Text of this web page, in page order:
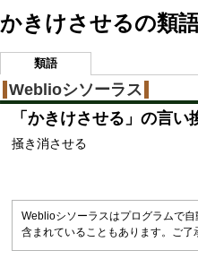
かきけさせるの類
類語
Weblioシソーラス
「 かきけさせる 」の言い
掻き消させる
Weblioシソーラスはプログラムで
含まれていることもあります。ご了